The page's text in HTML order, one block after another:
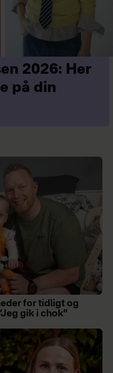
2026: Her
på din
for tidligt og
gik i chok”